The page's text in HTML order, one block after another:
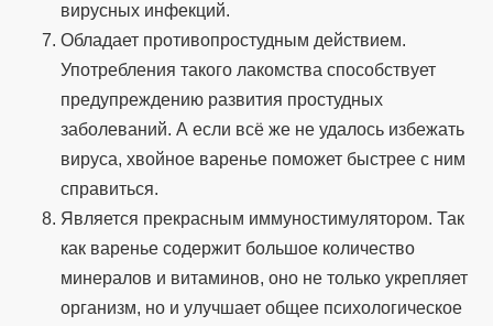
вирусных инфекций.
Обладает противопростудным действием.
Употребления такого лакомства способствует
предупреждению развития простудных
заболеваний. А если всё же не удалось избежать
вируса, хвойное варенье поможет быстрее с ним
справиться.
Является прекрасным иммуностимулятором. Так
как варенье содержит большое количество
минералов и витаминов, оно не только укрепляет
организм, но и улучшает общее психологическое